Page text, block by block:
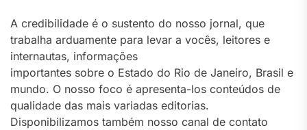
A credibilidade é o sustento do nosso jornal, que
trabalha arduamente para levar a vocês, leitores e
internautas, informações
importantes sobre o Estado do Rio de Janeiro, Brasil e
mundo. O nosso foco é apresenta-los conteúdos de
qualidade das mais variadas editorias.
Disponibilizamos também nosso canal de contato